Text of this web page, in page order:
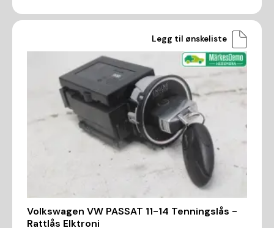
Legg til ønskeliste
Volkswagen VW PASSAT 11-14 Tenningslås -
Rattlås Elktroni